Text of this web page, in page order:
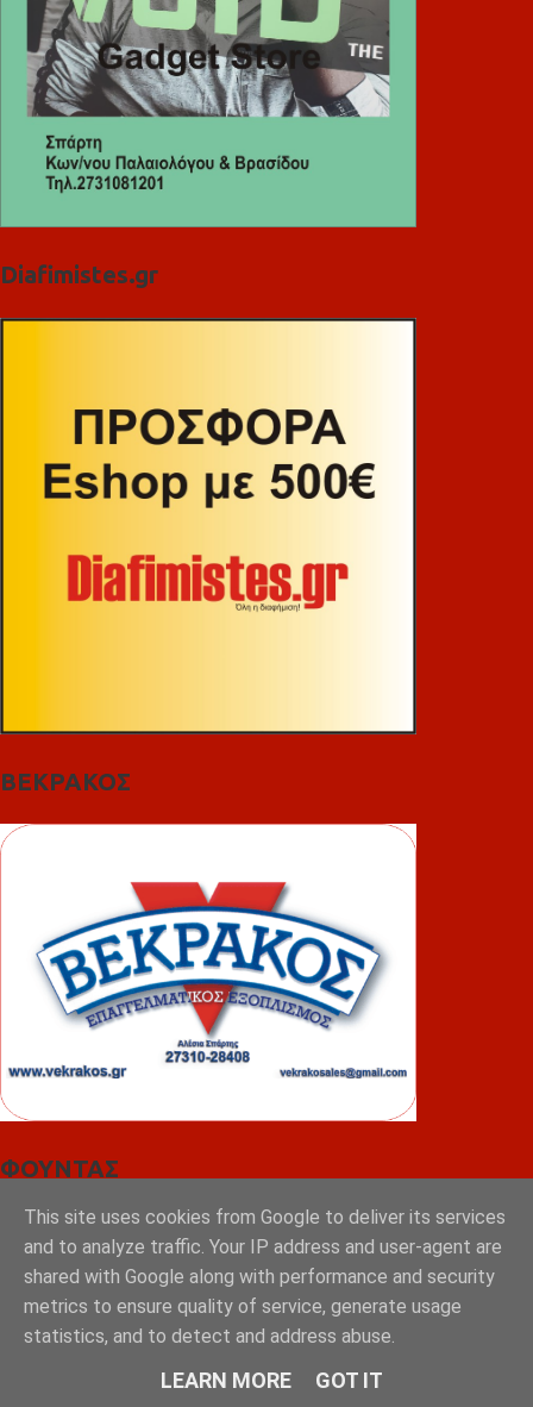
Diafimistes.gr
ΒΕΚΡΑΚΟΣ
ΦΟΥΝΤΑΣ
This site uses cookies from Google to deliver its services
and to analyze traffic. Your IP address and user-agent are
shared with Google along with performance and security
metrics to ensure quality of service, generate usage
statistics, and to detect and address abuse.
LEARN MORE GOT IT